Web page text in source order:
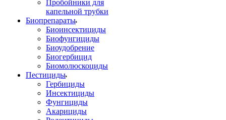
Пробойники для
капельной трубки
Биопрепараты
Биоинсектициды
Биофунгициды
Биоудобрение
Биогербицид
Биомолюскоциды
Пестициды
Гербициды
Инсектициды
Фунгициды
Акарициды